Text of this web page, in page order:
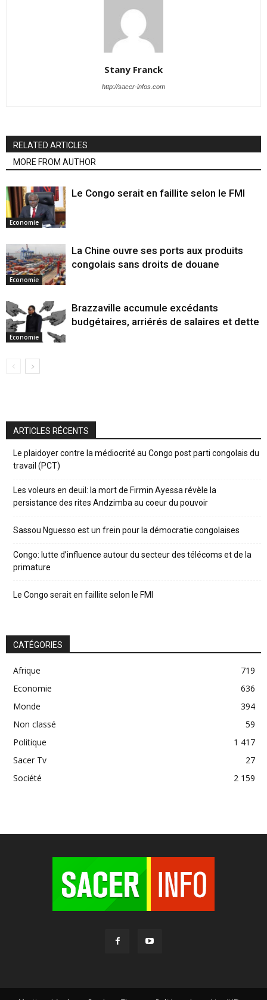
Stany Franck
http://sacer-infos.com
RELATED ARTICLES
MORE FROM AUTHOR
Economie
Le Congo serait en faillite selon le FMI
Economie
La Chine ouvre ses ports aux produits
congolais sans droits de douane
Economie
Brazzaville accumule excédants
budgétaires, arriérés de salaires et dette
ARTICLES RÉCENTS
Le plaidoyer contre la médiocrité au Congo post parti congolais du
travail (PCT)
Les voleurs en deuil: la mort de Firmin Ayessa révèle la
persistance des rites Andzimba au coeur du pouvoir
Sassou Nguesso est un frein pour la démocratie congolaises
Congo: lutte d’influence autour du secteur des télécoms et de la
primature
Le Congo serait en faillite selon le FMI
CATÉGORIES
Afrique
719
Economie
636
Monde
394
Non classé
59
Politique
1 417
Sacer Tv
27
Société
2 159